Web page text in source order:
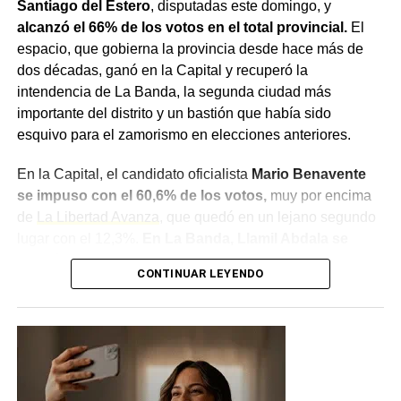
plazos durante los cuales no se puede modificar el
destino de tierras afectadas por incendios, y había
recibido cuestionamientos tanto de senadores del
peronismo como de bloques provinciales y radicales.
Con la caída de ambos capítulos, el proyecto quedó
reducido respecto de su versión original, enviada por el
además marcada por manifestaciones en las
inmediaciones del Congreso, con incidentes entre
Santiago del Estero, disputadas este domingo, y
alcanzó el 66% de los votos en el total provincial.El
espacio, que gobierna la provincia desde hace más de
dos décadas, ganó en la Capital y recuperó la
intendencia de La Banda, la segunda ciudad más
importante del distrito y un bastión que había sido
esquivo para el zamorismo en elecciones anteriores.
En la Capital, el candidato oficialista Mario Benavente
se impuso con el 60,6% de los votos,muy por encima
La Libertad Avanza
, que quedó en un lejano segundo
quedó con la intendencia con el 51,6%, dejando en el
camino al Frente Renovador y Progresista (12,5%) y a
libertarias quedaron relegadas al sexto puesto.
Un triunfo que también
CONTINUAR LEYENDO